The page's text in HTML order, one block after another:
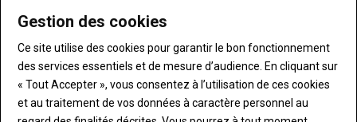
MX - Le godet désileur intègre un tapis de distribution
11 juin 2025
MX dévoile une nouvelle gamme GDT composée de trois
Gestion des cookies
Ce site utilise des cookies pour garantir le bon fonctionnement
des services essentiels et de mesure d’audience. En cliquant sur
« Tout Accepter », vous consentez à l’utilisation de ces cookies
et au traitement de vos données à caractère personnel au